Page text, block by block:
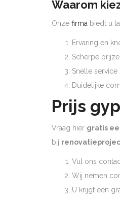
Waarom
Onze firma biedt u
Ervaring en
Scherpe
Snelle service
Duidelijke
Prijs
Vraag hier gratis
bij
Vul ons
Wij nemen
U krijgt een